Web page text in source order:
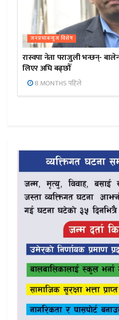
जनप्रभाबन्युज विशेष
रास्वपा नेता पराजुली भन्छन्-
लिएर अघि बढ्छौँ
8 MONTHS पहिले